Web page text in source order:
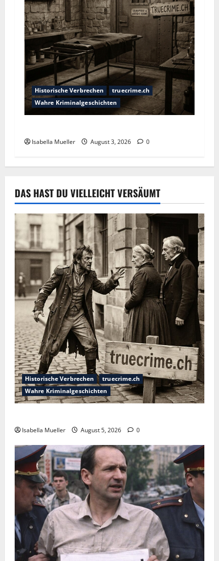
Historische Verbrechen
truecrime.ch
Wahre Kriminalgeschichten
Isabella Mueller August 3, 2026 0
DAS HAST DU VIELLEICHT VERSÄUMT
Historische Verbrechen
truecrime.ch
Wahre Kriminalgeschichten
Isabella Mueller August 5, 2026 0